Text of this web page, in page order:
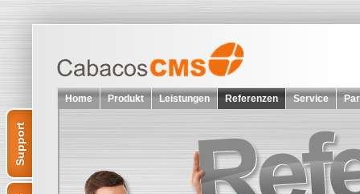
Support
Home Produkt Leistungen Referenzen Service